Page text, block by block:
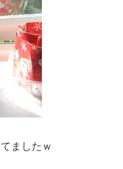
ましたｗ